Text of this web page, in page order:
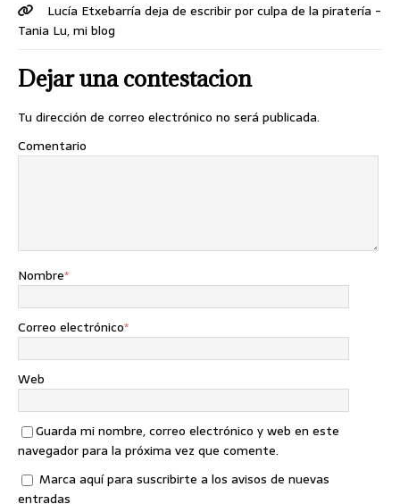
Lucía Etxebarría deja de escribir por culpa de la piratería -
Tania Lu, mi blog
Dejar una contestacion
Tu dirección de correo electrónico no será publicada.
Comentario
Nombre*
Correo electrónico*
Web
Guarda mi nombre, correo electrónico y web en este
navegador para la próxima vez que comente.
Marca aquí para suscribirte a los avisos de nuevas
entradas